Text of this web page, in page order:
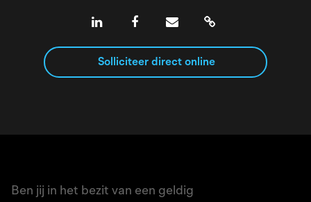
Solliciteer direct online
Ben jij in het bezit van een geldig